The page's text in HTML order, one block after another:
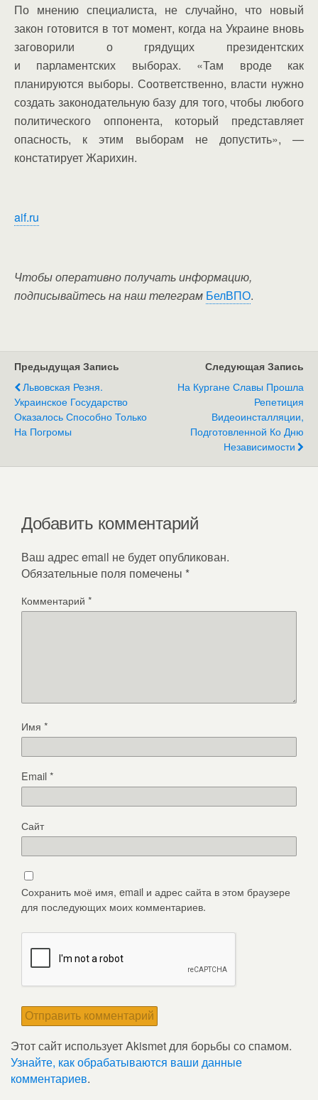
По мнению специалиста, не случайно, что новый
закон готовится в тот момент, когда на Украине вновь
заговорили о грядущих президентских
и парламентских выборах. «Там вроде как
планируются выборы. Соответственно, власти нужно
создать законодательную базу для того, чтобы любого
политического оппонента, который представляет
опасность, к этим выборам не допустить», —
констатирует Жарихин.
aif.ru
Чтобы оперативно получать информацию,
подписывайтесь на наш телеграм БелВПО.
Предыдущая Запись
Львовская Резня.
Украинское Государство
Оказалось Способно Только
На Погромы
Следующая Запись
На Кургане Славы Прошла
Репетиция
Видеоинсталляции,
Подготовленной Ко Дню
Независимости
Добавить комментарий
Ваш адрес email не будет опубликован.
Обязательные поля помечены *
Комментарий *
Имя *
Email*
Сайт
Сохранить моё имя, email и адрес сайта в этом браузере
для последующих моих комментариев.
Этот сайт использует Akismet для борьбы со спамом.
Узнайте, как обрабатываются ваши данные
комментариев.